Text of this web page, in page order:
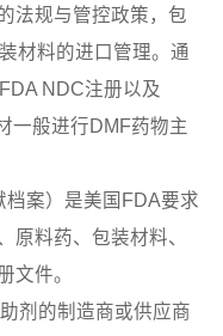
法规与管控政策，包
材料的进口管理。通
NDC注册以及
一般进行DMF药物主
档案）是美国FDA要求
原料药、包装材料、
文件。
剂的制造商或供应商